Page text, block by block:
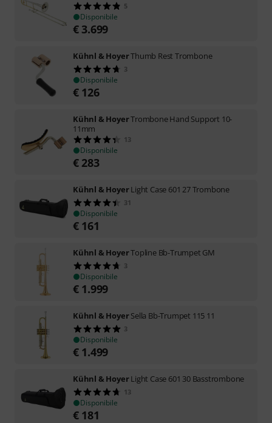
5
Disponibile
€ 3.699
Kühnl & HoyerThumb Rest Trombone
3
Disponibile
€ 126
Kühnl & HoyerTrombone Hand Support 10-
11mm
13
Disponibile
€ 283
Kühnl & HoyerLight Case 601 27 Trombone
31
Disponibile
€ 161
Kühnl & HoyerTopline Bb-Trumpet GM
3
Disponibile
€ 1.999
Kühnl & HoyerSella Bb-Trumpet 115 11
3
Disponibile
€ 1.499
Kühnl & HoyerLight Case 601 30 Basstrombone
13
Disponibile
€ 181